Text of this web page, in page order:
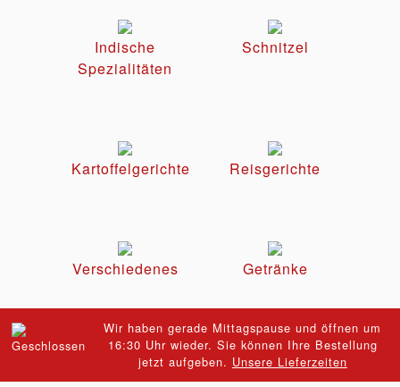
Indische
Spezialitäten
Schnitzel
Kartoffelgerichte Reisgerichte
Verschiedenes Getränke
Wir haben gerade Mittagspause und öffnen um
16:30 Uhr wieder. Sie können Ihre Bestellung
jetzt aufgeben. Unsere Lieferzeiten